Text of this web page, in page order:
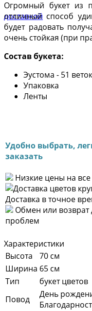
Огромный букет из
отличный способ
будет радовать
очень стойкая (при
Состав букета:
Эустома - 51
Упаковка
Ленты
Удобно выбрать,
заказать
Низкие цены на
Доставка в точное
Обмен или возврат
проблем
Характеристики
Высота
70 см
Ширина 65 см
Тип
букет цветов
Повод
День